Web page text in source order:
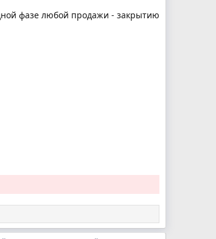
фазе любой продажи - закрытию